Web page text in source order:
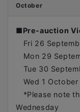
October
■Pre-auction
Fri 26
Mon 29
Tue 30
Wed 1 October
*Please note
Wednesday